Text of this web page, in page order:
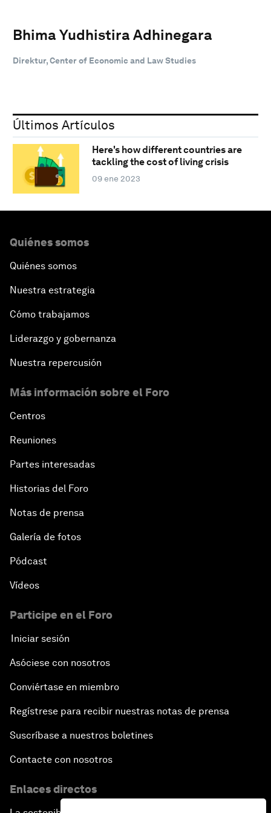
Bhima Yudhistira Adhinegara
Direktur, Center of Economic and Law Studies
Últimos Artículos
Here's how different countries are
tackling the cost of living crisis
09 ene 2023
Quiénes somos
Quiénes somos
Nuestra estrategia
Cómo trabajamos
Liderazgo y gobernanza
Nuestra repercusión
Más información sobre el Foro
Centros
Reuniones
Partes interesadas
Historias del Foro
Notas de prensa
Galería de fotos
Pódcast
Vídeos
Participe en el Foro
Iniciar sesión
Asóciese con nosotros
Conviértase en miembro
Regístrese para recibir nuestras notas de prensa
Suscríbase a nuestros boletines
Contacte con nosotros
Enlaces directos